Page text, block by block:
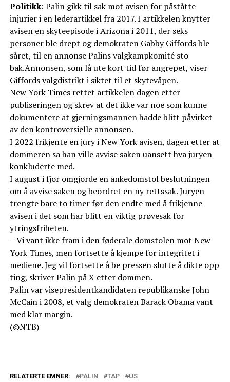
Politikk: Palin gikk til sak mot avisen for påståtte
injurier i en lederartikkel fra 2017. I artikkelen knytter
avisen en skyteepisode i Arizona i 2011, der seks
personer ble drept og demokraten Gabby Giffords ble
såret, til en annonse Palins valgkampkomité sto
bak.Annonsen, som lå ute kort tid før angrepet, viser
Giffords valgdistrikt i siktet til et skytevåpen.
New York Times rettet artikkelen dagen etter
publiseringen og skrev at det ikke var noe som kunne
dokumentere at gjerningsmannen hadde blitt påvirket
av den kontroversielle annonsen.
I 2022 frikjente en jury i New York avisen, dagen etter at
dommeren sa han ville avvise saken uansett hva juryen
konkluderte med.
I august i fjor omgjorde en ankedomstol beslutningen
om å avvise saken og beordret en ny rettssak. Juryen
trengte bare to timer før den endte med å frikjenne
avisen i det som har blitt en viktig prøvesak for
ytringsfriheten.
– Vi vant ikke fram i den føderale domstolen mot New
York Times, men fortsette å kjempe for integritet i
mediene. Jeg vil fortsette å be pressen slutte å dikte opp
ting, skriver Palin på X etter dommen.
Palin var visepresidentkandidaten republikanske John
McCain i 2008, et valg demokraten Barack Obama vant
med klar margin.
(©NTB)
RELATERTE EMNER: PALIN TAP US